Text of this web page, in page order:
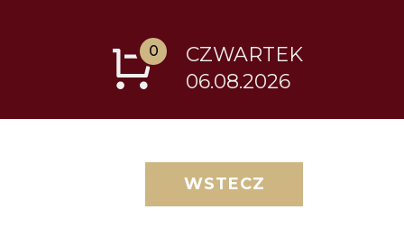
0
CZWARTEK
06.08.2026
WSTECZ